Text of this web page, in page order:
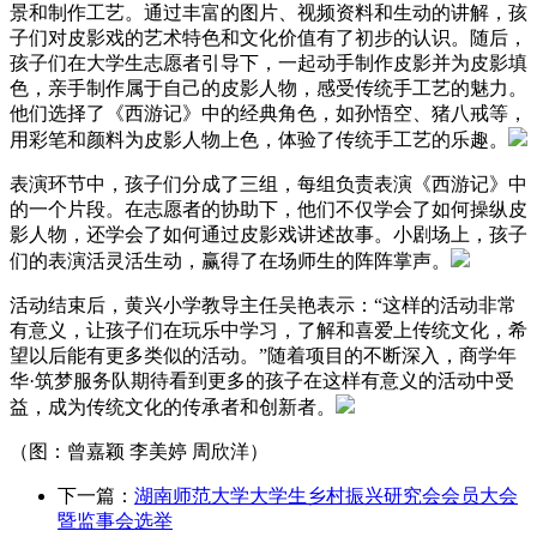
景和制作工艺。通过丰富的图片、视频资料和生动的讲解，孩
子们对皮影戏的艺术特色和文化价值有了初步的认识。随后，
孩子们在大学生志愿者引导下，一起动手制作皮影并为皮影填
色，亲手制作属于自己的皮影人物，感受传统手工艺的魅力。
他们选择了《西游记》中的经典角色，如孙悟空、猪八戒等，
用彩笔和颜料为皮影人物上色，体验了传统手工艺的乐趣。
表演环节中，孩子们分成了三组，每组负责表演《西游记》中
的一个片段。在志愿者的协助下，他们不仅学会了如何操纵皮
影人物，还学会了如何通过皮影戏讲述故事。小剧场上，孩子
们的表演活灵活生动，赢得了在场师生的阵阵掌声。
活动结束后，黄兴小学教导主任吴艳表示：“这样的活动非常
有意义，让孩子们在玩乐中学习，了解和喜爱上传统文化，希
望以后能有更多类似的活动。”随着项目的不断深入，商学年
华·筑梦服务队期待看到更多的孩子在这样有意义的活动中受
益，成为传统文化的传承者和创新者。
（图：曾嘉颖 李美婷 周欣洋）
下一篇： 湖南师范大学大学生乡村振兴研究会会员大会
暨监事会选举